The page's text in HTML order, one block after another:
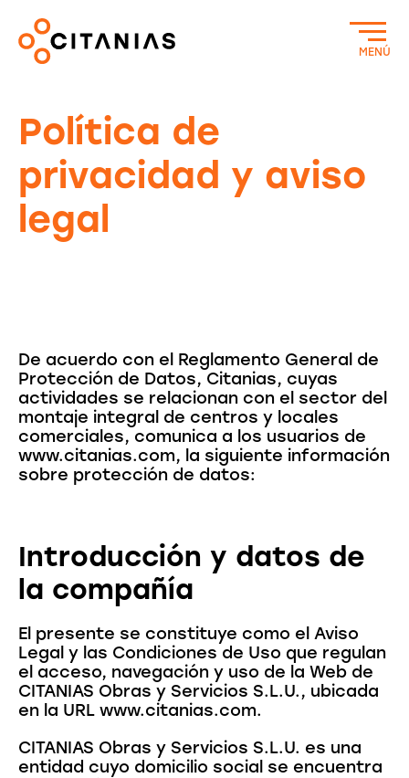
MENÚ
Política de
privacidad y aviso
legal
De acuerdo con el Reglamento General de
Protección de Datos, Citanias, cuyas
actividades se relacionan con el sector del
montaje integral de centros y locales
comerciales, comunica a los usuarios de
www.citanias.com, la siguiente información
sobre protección de datos:
Introducción y datos de
la compañía
El presente se constituye como el Aviso
Legal y las Condiciones de Uso que regulan
el acceso, navegación y uso de la Web de
CITANIAS Obras y Servicios S.L.U., ubicada
en la URL www.citanias.com.
CITANIAS Obras y Servicios S.L.U. es una
entidad cuyo domicilio social se encuentra